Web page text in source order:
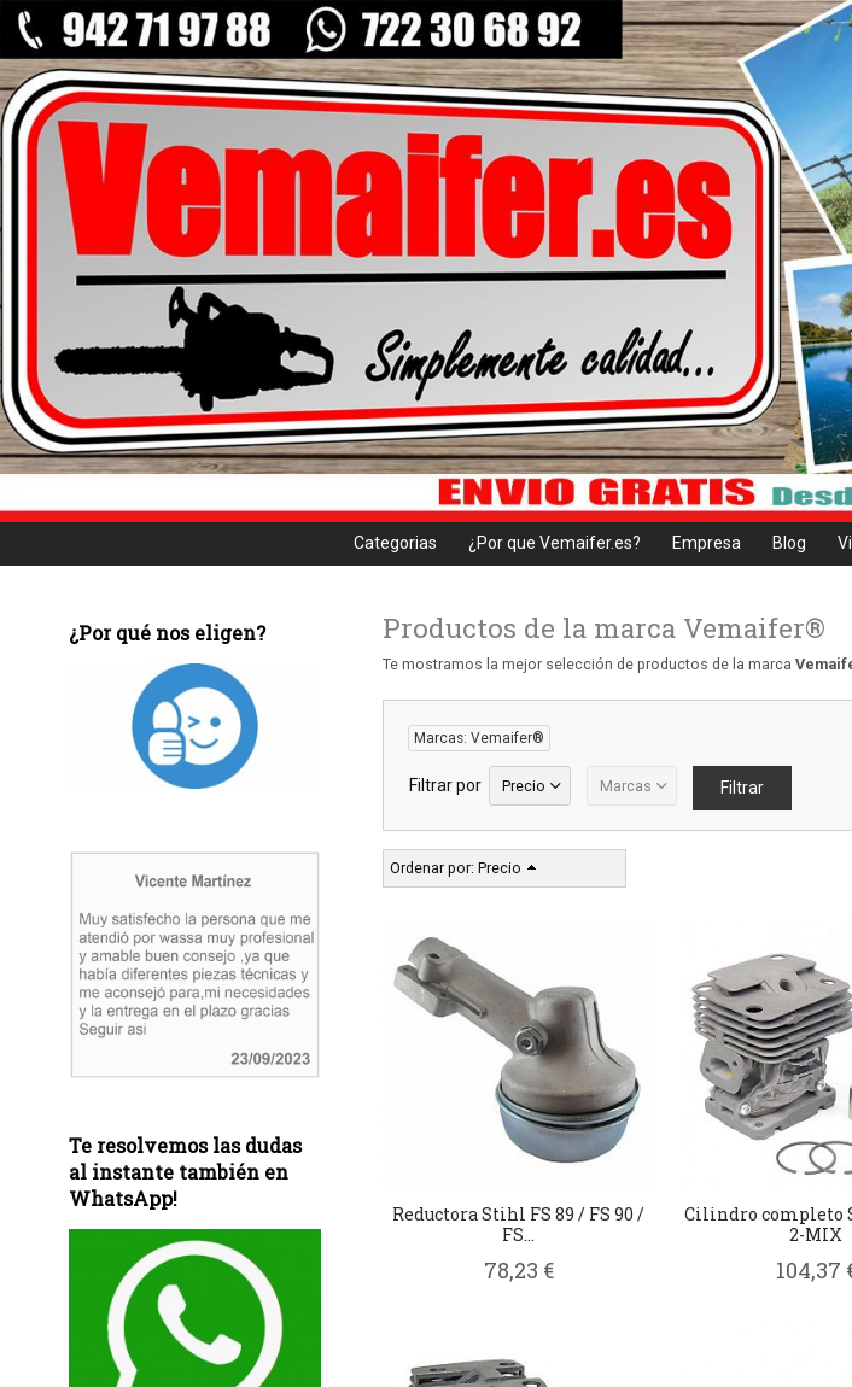
Categorias ¿Por que Vemaifer.es? Empresa Blog
¿Por qué nos eligen?
Te resolvemos las dudas
al instante también en
WhatsApp!
Productos de la marca Vemaifer®
Te mostramos la mejor selección de productos de la marca
Marcas: Vemaifer®
Filtrar por Precio Marcas
Ordenar por: Precio
Reductora Stihl FS 89 / FS 90 /
FS...
78,23 €
Cilindro completo
2-MIX
104,37